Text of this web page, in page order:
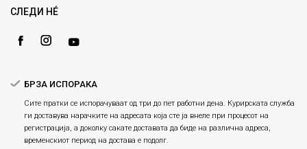
Gift Card
Замена и рефундација на производи
СЛЕДИ НÉ
БРЗА ИСПОРАКА
Сите пратки се испорачуваат од три до пет работни дена. Курирската служба
ги доставува нарачките на адресата која сте ја внеле при процесот на
регистрација, а доколку сакате доставата да биде на различна адреса,
временскиот период на достава е подолг.